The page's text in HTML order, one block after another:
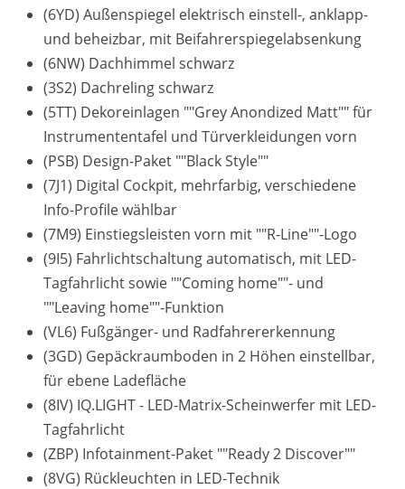
(6YD) Außenspiegel elektrisch einstell-, anklapp-
und beheizbar, mit Beifahrerspiegelabsenkung
(6NW) Dachhimmel schwarz
(3S2) Dachreling schwarz
(5TT) Dekoreinlagen ""Grey Anondized Matt"" für
Instrumententafel und Türverkleidungen vorn
(PSB) Design-Paket ""Black Style""
(7J1) Digital Cockpit, mehrfarbig, verschiedene
Info-Profile wählbar
(7M9) Einstiegsleisten vorn mit ""R-Line""-Logo
(9I5) Fahrlichtschaltung automatisch, mit LED-
Tagfahrlicht sowie ""Coming home""- und
""Leaving home""-Funktion
(VL6) Fußgänger- und Radfahrererkennung
(3GD) Gepäckraumboden in 2 Höhen einstellbar,
für ebene Ladefläche
(8IV) IQ.LIGHT - LED-Matrix-Scheinwerfer mit LED-
Tagfahrlicht
(ZBP) Infotainment-Paket ""Ready 2 Discover""
(8VG) Rückleuchten in LED-Technik